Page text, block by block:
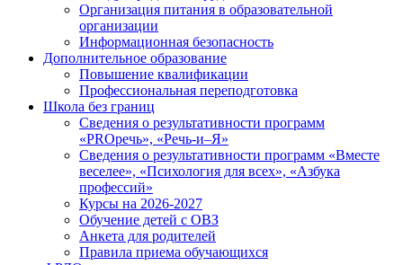
Организация питания в образовательной
организации
Информационная безопасность
Дополнительное образование
Повышение квалификации
Профессиональная переподготовка
Школа без границ
Сведения о результативности программ
«PROречь», «Речь-и–Я»
Сведения о результативности программ «Вместе
веселее», «Психология для всех», «Азбука
профессий»
Курсы на 2026-2027
Обучение детей с ОВЗ
Анкета для родителей
Правила приема обучающихся